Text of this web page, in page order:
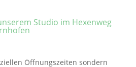
Studio im Hexenweg
Öffnungszeiten sondern